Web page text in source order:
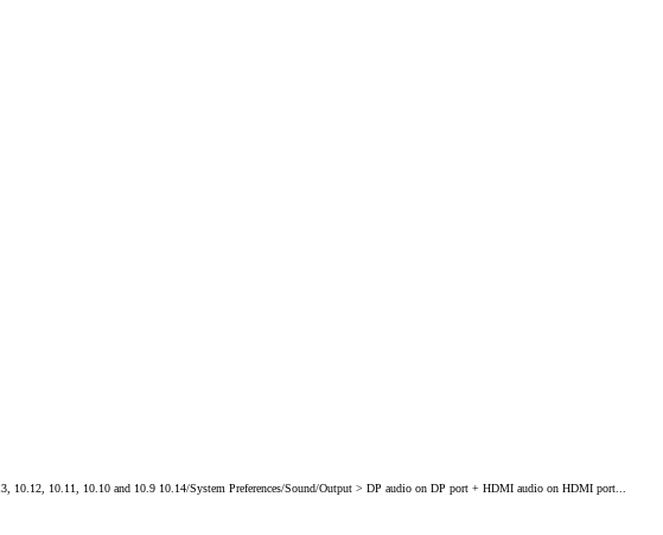
10.11, 10.10 and 10.9 10.14/System Preferences/Sound/Output > DP audio on DP port + HDMI audio on HDMI port...